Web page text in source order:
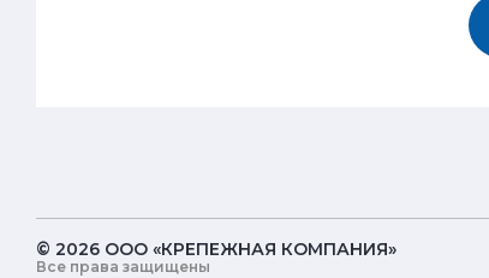
© 2026 ООО «КРЕПЕЖНАЯ КОМПАНИЯ»
Все права защищены